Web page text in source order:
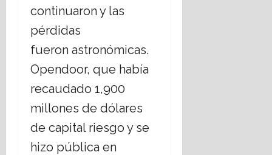
continuaron y las
pérdidas
fueron astronómicas.
Opendoor, que había
recaudado 1,900
millones de dólares
de capital riesgo y se
hizo pública en